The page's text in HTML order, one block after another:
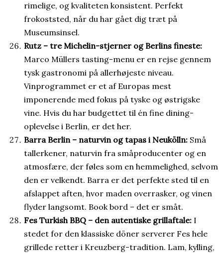
rimelige, og kvaliteten konsistent. Perfekt
frokoststed, når du har gået dig træt på
Museumsinsel.
Rutz – tre Michelin-stjerner og Berlins fineste:
Marco Müllers tasting-menu er en rejse gennem
tysk gastronomi på allerhøjeste niveau.
Vinprogrammet er et af Europas mest
imponerende med fokus på tyske og østrigske
vine. Hvis du har budgettet til én fine dining-
oplevelse i Berlin, er det her.
Barra Berlin – naturvin og tapas i Neukölln: Små
tallerkener, naturvin fra småproducenter og en
atmosfære, der føles som en hemmelighed, selvom
den er velkendt. Barra er det perfekte sted til en
afslappet aften, hvor maden overrasker, og vinen
flyder langsomt. Book bord – det er småt.
Fes Turkish BBQ – den autentiske grillaftale: I
stedet for den klassiske döner serverer Fes hele
grillede retter i Kreuzberg-tradition. Lam, kylling,